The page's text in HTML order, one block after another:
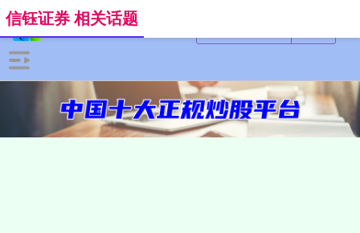
信钰证券 相关话题